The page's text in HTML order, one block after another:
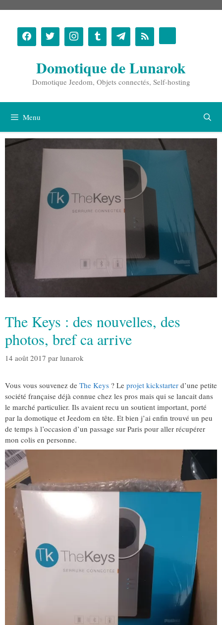
contenu
Domotique de Lunarok
Domotique Jeedom, Objets connectés, Self-hosting
Menu
The Keys : des nouvelles, des
photos, bref ca arrive
14 août 2017 par lunarok
Vous vous souvenez de The Keys ? Le projet kickstarter d’une petite
société française déjà connue chez les pros mais qui se lancait dans
le marché particulier. Ils avaient recu un soutient important, porté
par la domotique et Jeedom en tête. Et bien j’ai enfin trouvé un peu
de temps à l’occasion d’un passage sur Paris pour aller récupérer
mon colis en personne.